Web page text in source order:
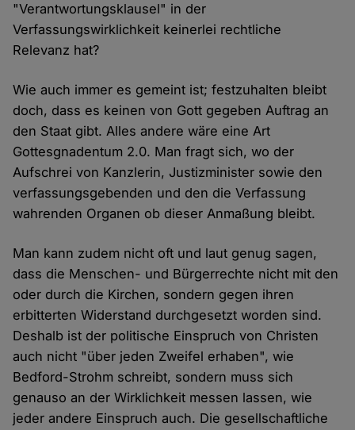
"Verantwortungsklausel" in der
Verfassungswirklichkeit keinerlei rechtliche
Relevanz hat?
Wie auch immer es gemeint ist; festzuhalten bleibt
doch, dass es keinen von Gott gegeben Auftrag an
den Staat gibt. Alles andere wäre eine Art
Gottesgnadentum 2.0. Man fragt sich, wo der
Aufschrei von Kanzlerin, Justizminister sowie den
verfassungsgebenden und den die Verfassung
wahrenden Organen ob dieser Anmaßung bleibt.
Man kann zudem nicht oft und laut genug sagen,
dass die Menschen- und Bürgerrechte nicht mit den
oder durch die Kirchen, sondern gegen ihren
erbitterten Widerstand durchgesetzt worden sind.
Deshalb ist der politische Einspruch von Christen
auch nicht "über jeden Zweifel erhaben", wie
Bedford-Strohm schreibt, sondern muss sich
genauso an der Wirklichkeit messen lassen, wie
jeder andere Einspruch auch. Die gesellschaftliche